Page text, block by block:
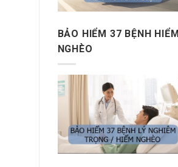
BẢO HIỂM 37 BỆNH HIỂM
NGHÈO